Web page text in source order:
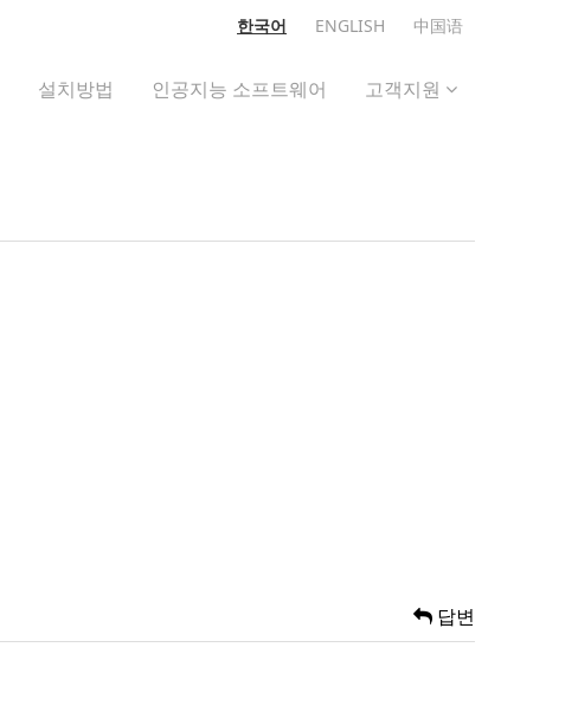
한국어 ENGLISH 中国语
설치방법 인공지능 소프트웨어 고객지원
답변